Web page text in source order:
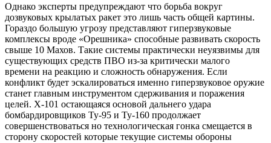
Однако эксперты предупреждают что борьба вокруг
дозвуковых крылатых ракет это лишь часть общей картины.
Гораздо большую угрозу представляют гиперзвуковые
комплексы вроде «Орешника» способные развивать скорость
свыше 10 Махов. Такие системы практически неуязвимы для
существующих средств ПВО из-за критически малого
времени на реакцию и сложность обнаружения. Если
конфликт будет эскалироваться именно гиперзвуковое оружие
станет главным инструментом сдерживания и поражения
целей. Х-101 остающаяся основой дальнего удара
бомбардировщиков Ту-95 и Ту-160 продолжает
совершенствоваться но технологическая гонка смещается в
сторону скоростей которые текущие системы обороны